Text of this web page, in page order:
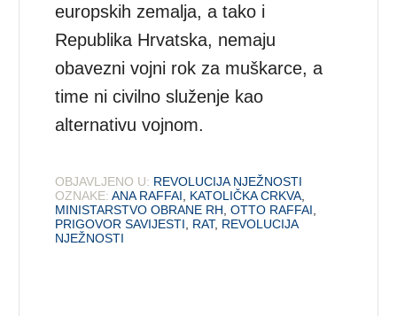
europskih zemalja, a tako i
Republika Hrvatska, nemaju
obavezni vojni rok za muškarce, a
time ni civilno služenje kao
alternativu vojnom.
OBJAVLJENO U: REVOLUCIJA NJEŽNOSTI
OZNAKE: ANA RAFFAI KATOLIČKA CRKVA
MINISTARSTVO OBRANE RH ,OTTO RAFFAI
PRIGOVOR SAVIJESTI
RAT, REVOLUCIJA
NJEŽNOSTI